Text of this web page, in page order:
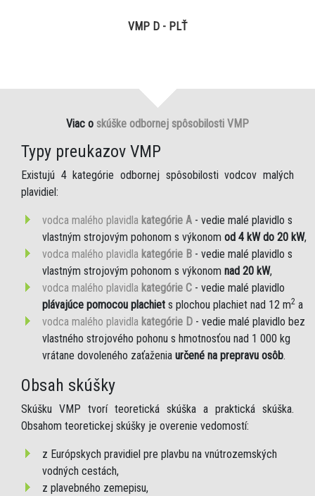
VMP D - PLŤ
Viac o skúške odbornej spôsobilosti VMP
Typy preukazov VMP
Existujú 4 kategórie odbornej spôsobilosti vodcov malých
plavidiel:
vodca malého plavidla kategórie A - vedie malé plavidlo s
vlastným strojovým pohonom s výkonom od 4 kW do 20 kW,
vodca malého plavidla kategórie B - vedie malé plavidlo s
vlastným strojovým pohonom s výkonom nad 20 kW,
vodca malého plavidla kategórie C - vedie malé plavidlo
plávajúce pomocou plachiet s plochou plachiet nad 12 m2 a
vodca malého plavidla kategórie D - vedie malé plavidlo bez
vlastného strojového pohonu s hmotnosťou nad 1 000 kg
vrátane dovoleného zaťaženia určené na prepravu osôb.
Obsah skúšky
Skúšku VMP tvorí teoretická skúška a praktická skúška.
Obsahom teoretickej skúšky je overenie vedomostí:
z Európskych pravidiel pre plavbu na vnútrozemských
vodných cestách,
z plavebného zemepisu,